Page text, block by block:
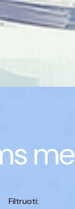
Filtruoti: